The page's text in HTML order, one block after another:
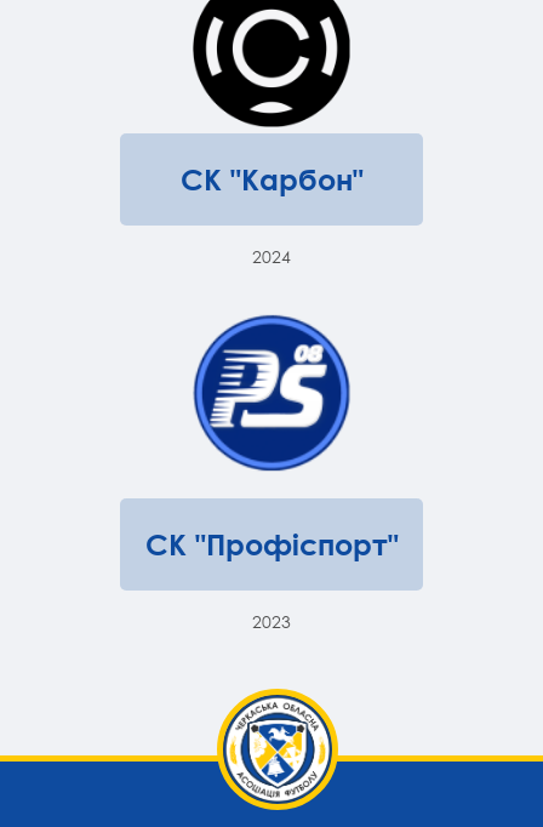
СК "Карбон"
2024
СК "Профіспорт"
2023